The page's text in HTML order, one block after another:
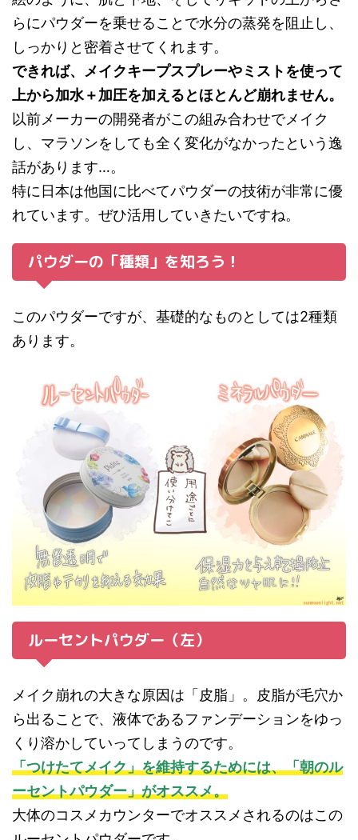
らにパウダーを乗せることで水分の蒸発を阻止し、
しっかりと密着させてくれます。
できれば、メイクキープスプレーやミストを使って
上から加水＋加圧を加えるとほとんど崩れません。
以前メーカーの開発者がこの組み合わせでメイク
し、マラソンをしても全く変化がなかったという逸
話があります…。
特に日本は他国に比べてパウダーの技術が非常に優
れています。ぜひ活用していきたいですね。
パウダーの「種類」を知ろう！
このパウダーですが、基礎的なものとしては2種類
あります。
ルーセントパウダー（左）
メイク崩れの大きな原因は「皮脂」。皮脂が毛穴か
ら出ることで、液体であるファンデーションをゆっ
くり溶かしていってしまうのです。
「つけたてメイク」を維持するためには、「朝のル
ーセントパウダー」がオススメ。
大体のコスメカウンターでオススメされるのはこの